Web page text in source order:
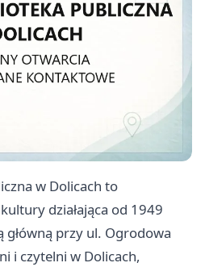
w Dolicach to
działająca od 1949
główną przy ul. Ogrodowa
i czytelni w Dolicach,